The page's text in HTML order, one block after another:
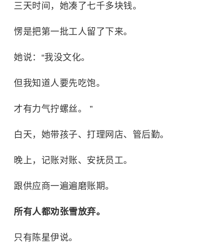
三天时间，她凑了七千多块钱。
愣是把第一批工人留了下来。
她说：“我没文化。
但我知道人要先吃饱。
才有力气拧螺丝。 ”
白天，她带孩子、打理网店、管后勤。
晚上，记账对账、安抚员工。
跟供应商一遍遍磨账期。
所有人都劝张雪放弃。
只有陈星伊说。